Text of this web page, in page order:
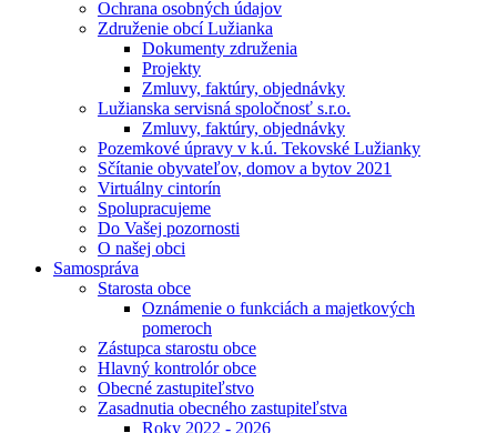
Ochrana osobných údajov
Združenie obcí Lužianka
Dokumenty združenia
Projekty
Zmluvy, faktúry, objednávky
Lužianska servisná spoločnosť s.r.o.
Zmluvy, faktúry, objednávky
Pozemkové úpravy v k.ú. Tekovské Lužianky
Sčítanie obyvateľov, domov a bytov 2021
Virtuálny cintorín
Spolupracujeme
Do Vašej pozornosti
O našej obci
Samospráva
Starosta obce
Oznámenie o funkciách a majetkových
pomeroch
Zástupca starostu obce
Hlavný kontrolór obce
Obecné zastupiteľstvo
Zasadnutia obecného zastupiteľstva
Roky 2022 - 2026